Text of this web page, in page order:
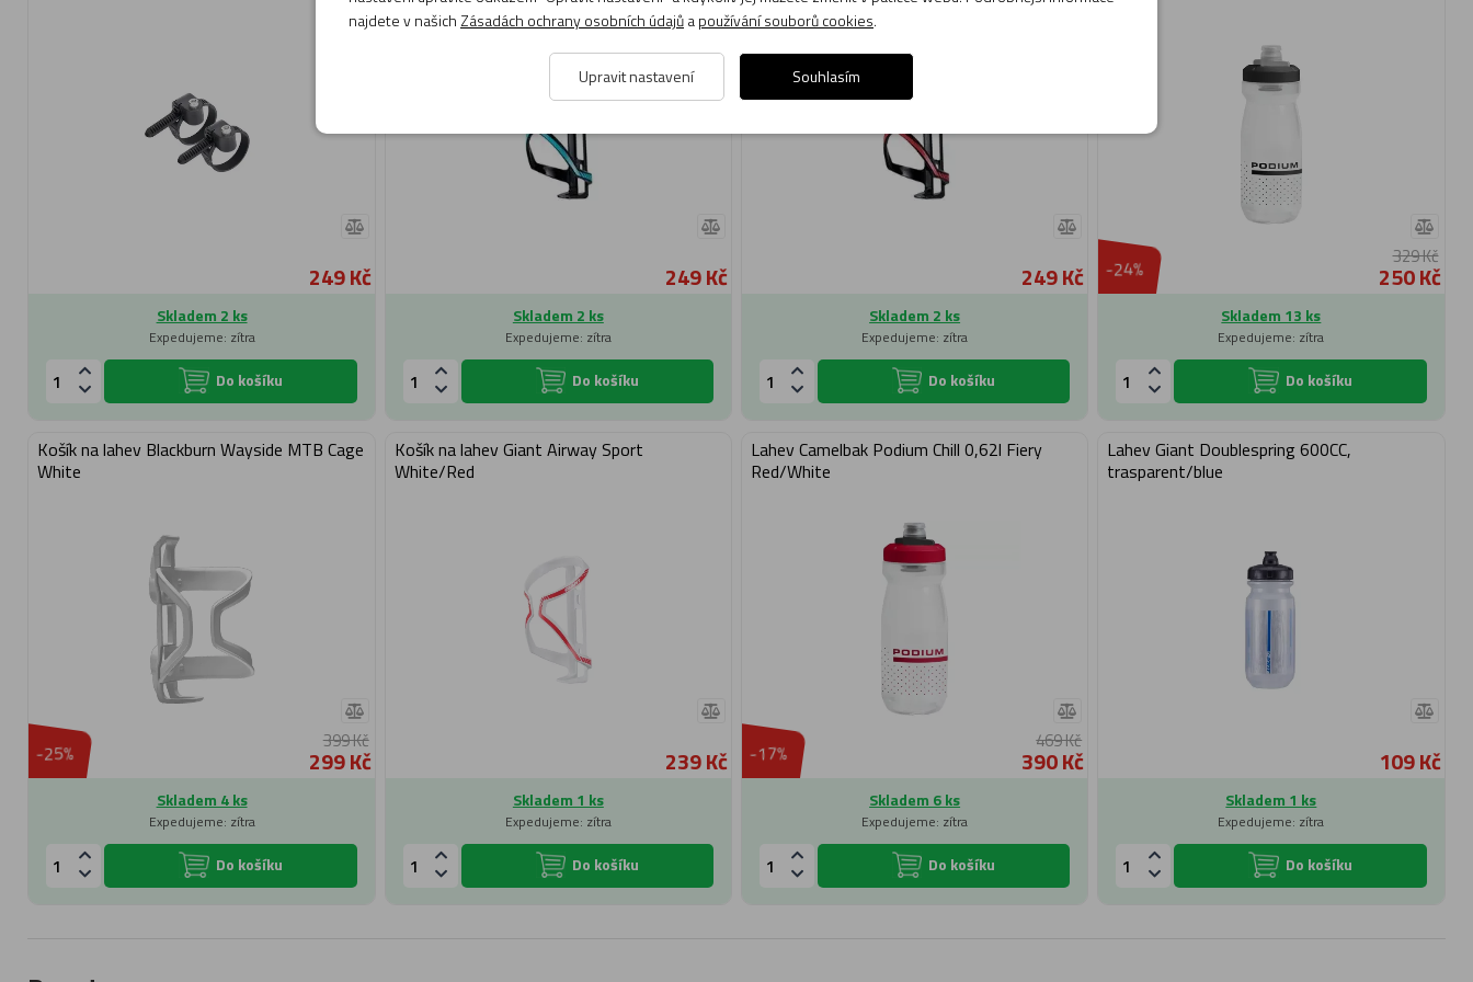
249 Kč
Skladem 2 ks
Expedujeme: zítra
Do košíku
249 Kč
Skladem 2 ks
Expedujeme: zítra
Do košíku
249 Kč
Skladem 2 ks
Expedujeme: zítra
Do košíku
-24% 329 Kč
250 Kč
Skladem 13 ks
Expedujeme: zítra
Do košíku
Košík na lahev Blackburn Wayside MTB Cage
White
-25% 399 Kč
299 Kč
Skladem 4 ks
Expedujeme: zítra
Do košíku
Košík na lahev Giant Airway Sport
White/Red
239 Kč
Skladem 1 ks
Expedujeme: zítra
Do košíku
Lahev Camelbak Podium Chill 0,62l Fiery
Red/White
-17% 469 Kč
390 Kč
Skladem 6 ks
Expedujeme: zítra
Do košíku
Lahev Giant Doublespring 600CC,
trasparent/blue
109 Kč
Skladem 1 ks
Expedujeme: zítra
Do košíku
najdete v našich Zásadách ochrany osobních údajůapoužívání souborů cookies.
Upravit nastavení Souhlasím